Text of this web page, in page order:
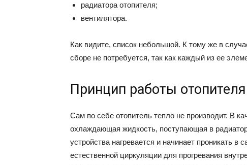
радиатора отопителя;
вентилятора.
Как видите, список небольшой. К тому же в
сборе не потребуется, так как каждый из ее
Принцип работы отопителя
Сам по себе отопитель тепло не производит. В
охлаждающая жидкость, поступающая в
устройства нагревается и начинает проникать
естественной циркуляции для прогревания